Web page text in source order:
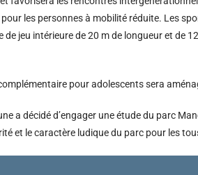
pour les personnes à mobilité réduite. Les
de jeu intérieure de 20 m de longueur et de
pour adolescents sera
a décidé d’engager une étude du parc
et le caractère ludique du parc pour les